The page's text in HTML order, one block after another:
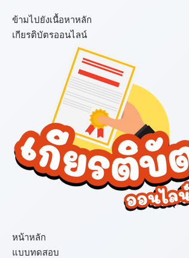
ข้ามไปยังเนื้อหาหลัก
เกียรติบัตรออนไลน์
หน้าหลัก
แบบทดสอบ